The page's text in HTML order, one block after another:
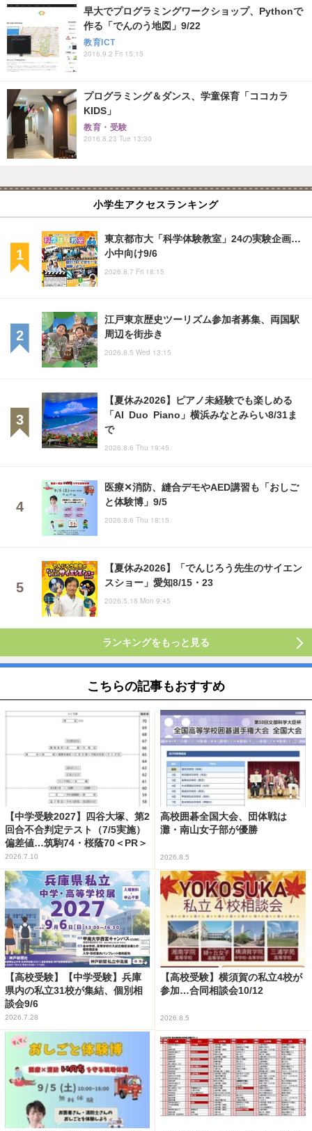
早大でプログラミングワークショップ、Pythonで
作る「でんのう地図」9/22
教育ICT
2016.9.2 Fri 15:15
プログラミング＆ダンス、学童保育「ココカラ
KIDS」
教育・受験
2016.8.23 Tue 13:30
小学生アクセスランキング
東京都市大「科学体験教室」24の実験企画…
小中向け9/6
2026.8.7 Fri 18:15
江戸東京歴史ツーリズム参加者募集、両国駅
周辺を街歩き
2026.8.5 Wed 13:15
【夏休み2026】ピアノ未経験でも楽しめる
「AI Duo Piano」横浜みなとみらい8/31ま
で
2026.8.6 Thu 19:45
医療✕消防、縫合デモやAED講習も「おしご
と体験博」9/5
2026.8.6 Thu 18:15
【夏休み2026】「でんじろう先生のサイエン
スショー」愛知8/15・23
2026.5.18 Mon 9:45
ランキングをもっと見る
こちらの記事もおすすめ
【中学受験2027】四谷大塚、第2
回合不合判定テスト（7/5実施）
偏差値…筑駒74・桜蔭70＜PR＞
2026.7.10
高校囲碁全国大会、団体戦は
灘・南山女子部が優勝
2026.8.5
【高校受験】【中学受験】兵庫
県内の私立31校が集結、個別相
談会9/6
2026.7.28
【高校受験】横須賀の私立4校が
参加…合同相談会10/12
2026.8.5